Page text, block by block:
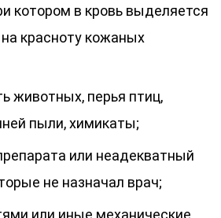
котором в кровь выделяется
красноту кожаных
животных, перья птиц,
пыли, химикаты;
или неадекватный
не назначал врач;
или иные механические